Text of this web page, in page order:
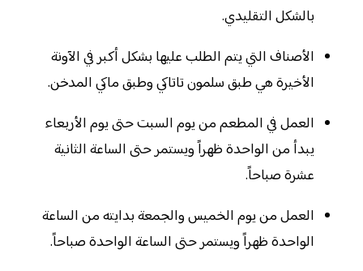
بالشكل التقليدي.
الأصناف التي يتم الطلب عليها بشكل أكبر في الآونة
الأخيرة هي طبق سلمون تاتاكي وطبق ماكي المدخن.
العمل في المطعم من يوم السبت حتى يوم الأربعاء
يبدأ من الواحدة ظهراً ويستمر حتى الساعة الثانية
عشرة صباحاً.
العمل من يوم الخميس والجمعة بدايته من الساعة
الواحدة ظهراً ويستمر حتى الساعة الواحدة صباحاً.